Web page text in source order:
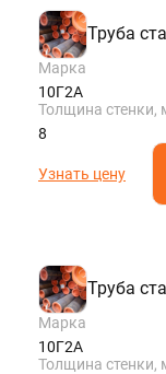
Труба
Марка
10Г2А
Толщина стенки,
8
Узнать цену
Труба
Марка
10Г2А
Толщина стенки,